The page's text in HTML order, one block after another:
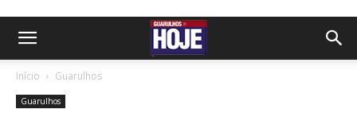
Início Guarulhos
Guarulhos